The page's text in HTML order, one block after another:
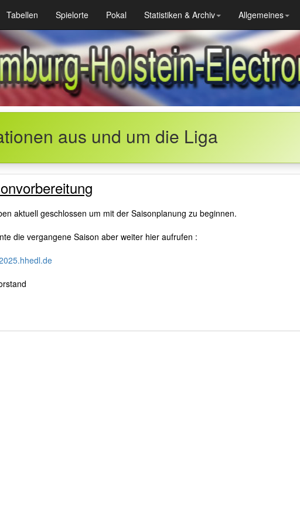
Tabellen Spielorte Pokal Statistiken & Archiv Allgemeines
aus und um die Liga
aktuell geschlossen um mit der Saisonplanung zu beginnen.
die vergangene Saison aber weiter hier aufrufen :